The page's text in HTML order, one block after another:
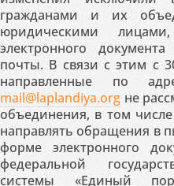
гражданами и их
юридическими
электронного
почты. В связи с этим с
направленные по
mail@laplandiya.org не
объединения, в том
направлять обращения в
форме электронного
федеральной
системы «Единый